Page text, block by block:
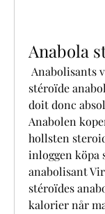
Anabola
stéroïde
doit donc
Anabolen
hollsten
inloggen köpa
anabolisant
stéroïdes
kalorier når